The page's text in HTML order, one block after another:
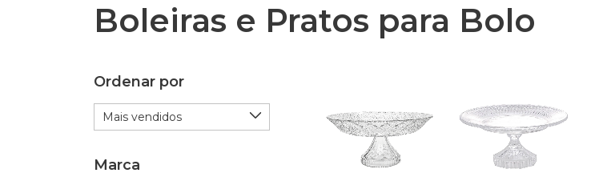
Boleiras e Pratos para Bolo
Ordenar por
Marca